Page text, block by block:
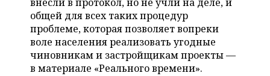
общей для всех таких процедур
проблеме, которая позволяет вопреки
воле населения реализовать угодные
чиновникам и застройщикам проекты —
в материале «Реального времени».